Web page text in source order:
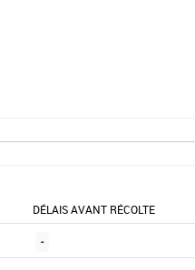
DÉLAIS AVANT RÉCOLTE
-